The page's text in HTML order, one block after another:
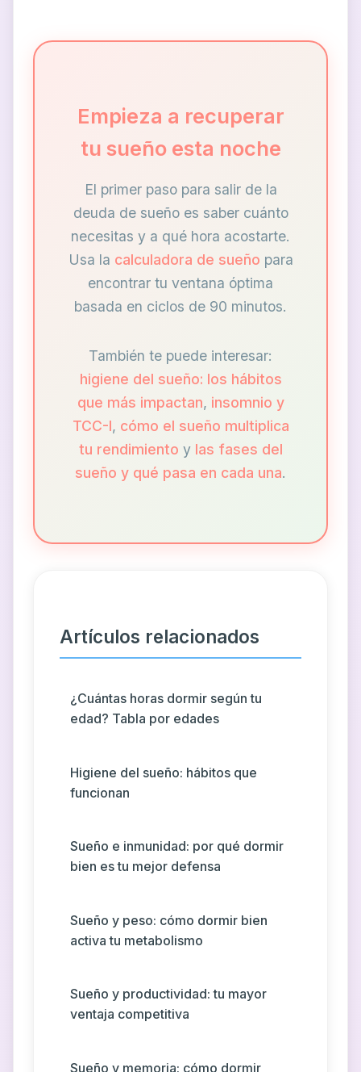
Empieza a recuperar
tu sueño esta noche
El primer paso para salir de la
deuda de sueño es saber cuánto
necesitas y a qué hora acostarte.
Usa la calculadora de sueño para
encontrar tu ventana óptima
basada en ciclos de 90 minutos.
También te puede interesar:
higiene del sueño: los hábitos
que más impactan, insomnio y
TCC-I, cómo el sueño multiplica
tu rendimiento y las fases del
sueño y qué pasa en cada una.
Artículos relacionados
¿Cuántas horas dormir según tu
edad? Tabla por edades
Higiene del sueño: hábitos que
funcionan
Sueño e inmunidad: por qué dormir
bien es tu mejor defensa
Sueño y peso: cómo dormir bien
activa tu metabolismo
Sueño y productividad: tu mayor
ventaja competitiva
Sueño y memoria: cómo dormir